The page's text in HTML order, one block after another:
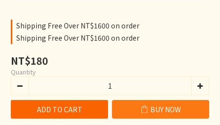
Shipping Free Over NT$1600 on order
Shipping Free Over NT$1600 on order
NT$180
Quantity
ADD TO CART BUY NOW